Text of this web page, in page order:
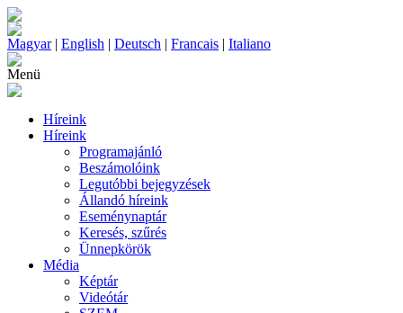
Magyar| English | Deutsch | Francais | Italiano
Menü
Híreink
Híreink
Programajánló
Beszámolóink
Legutóbbi bejegyzések
Állandó híreink
Eseménynaptár
Keresés, szűrés
Ünnepkörök
Média
Képtár
Videótár